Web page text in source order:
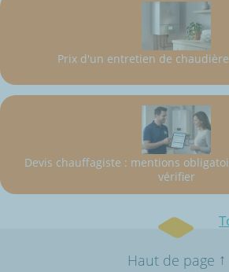
Prix d'un entretien de
Devis chauffagiste : mentions
vérifier
Haut de page ↑